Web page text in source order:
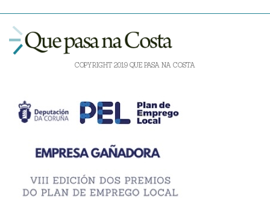
COPYRIGHT 2019 QUE PASA NA COSTA